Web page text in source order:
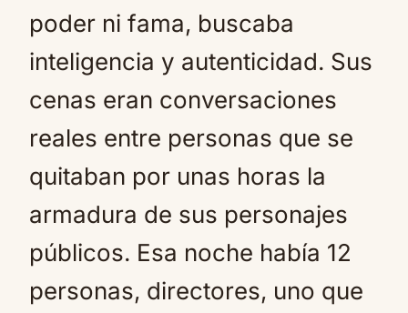
poder ni fama, buscaba
inteligencia y autenticidad. Sus
cenas eran conversaciones
reales entre personas que se
quitaban por unas horas la
armadura de sus personajes
públicos. Esa noche había 12
personas, directores, uno que